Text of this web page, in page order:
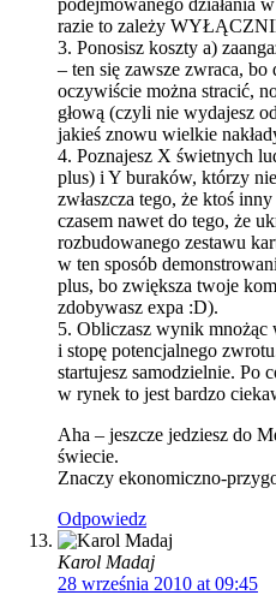
podejmowanego działania
razie to zależy
3. Ponosisz koszty a)
– ten się zawsze zwraca,
oczywiście można stracić,
głową (czyli nie wydajesz
jakieś znowu wielkie
4. Poznajesz X świetnych
plus) i Y buraków, którzy
zwłaszcza tego, że ktoś
czasem nawet do tego, że
rozbudowanego zestawu
w ten sposób
plus, bo zwiększa twoje
zdobywasz expa :D).
5. Obliczasz wynik mnożąc
i stopę potencjalnego
startujesz samodzielnie. Po
w rynek to jest bardzo
Aha – jeszcze jedziesz do
świecie.
Znaczy ekonomiczno-
Odpowiedz
Karol Madaj
28 września 2010 at 09:45